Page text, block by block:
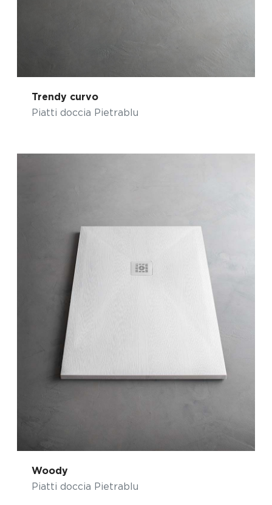
Trendy curvo
Piatti doccia Pietrablu
Woody
Piatti doccia Pietrablu